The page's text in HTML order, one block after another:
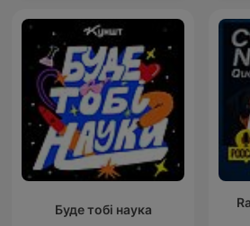
Буде тобі наука